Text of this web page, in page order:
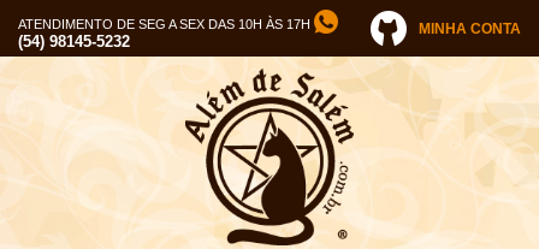
ATENDIMENTO DE SEG A SEX DAS 10H ÀS 17H
(54) 98145-5232
MINHA CONTA